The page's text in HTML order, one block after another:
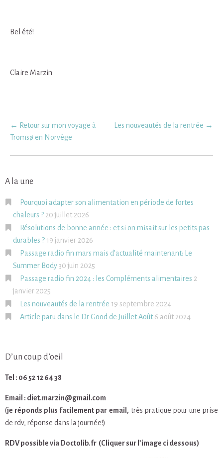
Bel été!
Claire Marzin
Post
navigation
← Retour sur mon voyage à
Tromsø en Norvège
Les nouveautés de la rentrée →
A la une
Pourquoi adapter son alimentation en période de fortes
chaleurs ? 20 juillet 2026
Résolutions de bonne année : et si on misait sur les petits pas
durables ? 19 janvier 2026
Passage radio fin mars mais d’actualité maintenant: Le
Summer Body30 juin 2025
Passage radio fin 2024 : les Compléments alimentaires 2
janvier 2025
Les nouveautés de la rentrée 19 septembre 2024
Article paru dans le Dr Good de Juillet Août 6 août 2024
D’un coup d’oeil
Tel : 06 52 12 64 38
Email : diet.marzin@gmail.com
(je réponds plus facilement par email, très pratique pour une prise
de rdv, réponse dans la journée!)
RDV possible via Doctolib.fr (Cliquer sur l’image ci dessous)